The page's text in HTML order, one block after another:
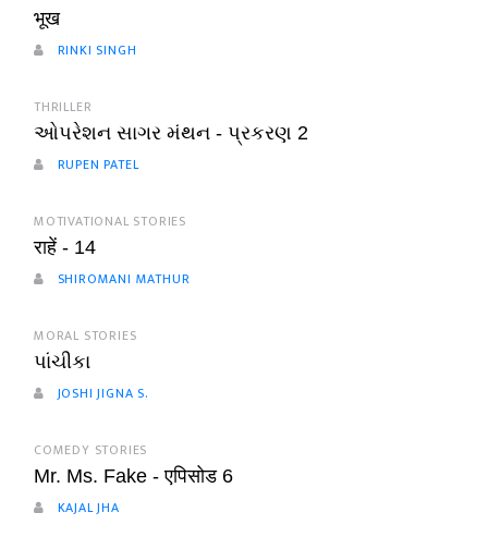
भूख
RINKI SINGH
THRILLER
ઓપરેશન સાગર મંથન - પ્રકરણ 2
RUPEN PATEL
MOTIVATIONAL STORIES
राहें - 14
SHIROMANI MATHUR
MORAL STORIES
પાંચીકા
JOSHI JIGNA S.
COMEDY STORIES
Mr. Ms. Fake - एपिसोड 6
KAJAL JHA